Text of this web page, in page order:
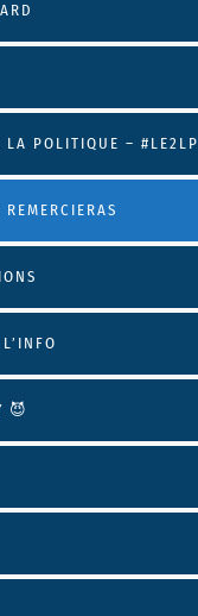
LA POLITIQUE – #LE2LP
😈